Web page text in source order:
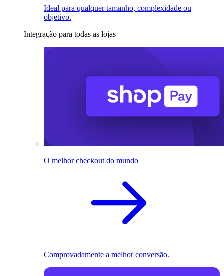
Ideal para qualquer tamanho, complexidade ou
objetivo.
Integração para todas as lojas
O melhor checkout do mundo
Comprovadamente a melhor conversão.